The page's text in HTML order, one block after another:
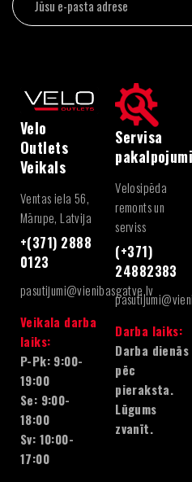
Velo
Outlets
Veikals
Ventas iela 56,
Mārupe, Latvija
+(371) 2888
0123
pasutijumi@vienibasgatve.lv
Veikala darba
laiks:
P-Pk: 9:00-
19:00
Se: 9:00-
18:00
Sv: 10:00-
17:00
Servisa
pakalpojumi
Velosipēda
remonts un
serviss
(+371)
24882383
Darba laiks:
Darba dienās
pēc
pieraksta.
Lūgums
zvanīt.